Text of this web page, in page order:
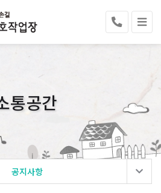
통공간
공지사항